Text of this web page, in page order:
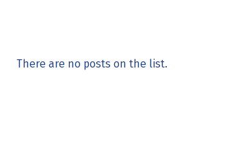
There are no posts on the list.